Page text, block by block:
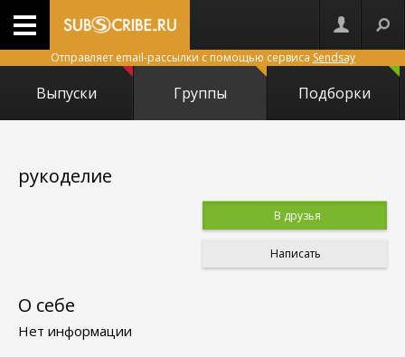
Отправляет email-рассылки с помощью сервиса Sendsay
Выпуски Группы Подборки
рукоделие
В друзья
Написать
О себе
Нет информации